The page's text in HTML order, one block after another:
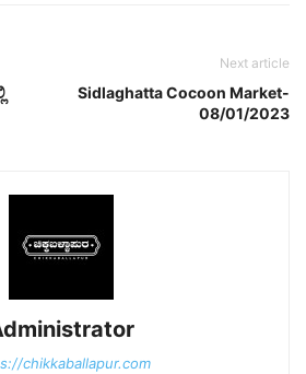
Next article
Sidlaghatta Cocoon Market-
08/01/2023
chikkaballapur.com